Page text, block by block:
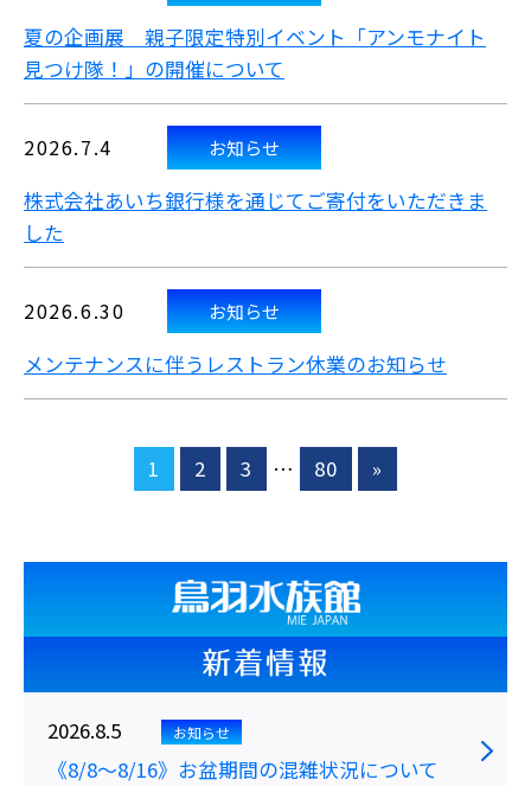
夏の企画展 親子限定特別イベント「アンモナイト
見つけ隊！」の開催について
2026.7.4 お知らせ
株式会社あいち銀行様を通じてご寄付をいただきま
した
2026.6.30 お知らせ
メンテナンスに伴うレストラン休業のお知らせ
1 2 3 … 80 »
新着情報
2026.8.5 お知らせ
《8/8～8/16》お盆期間の混雑状況について